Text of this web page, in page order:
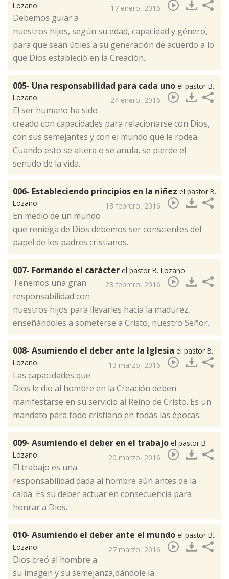
Lozano
17 enero, 2016
​Debemos guiar a
nuestros hijos, según su edad, capacidad y género,
para que sean útiles a su generación de acuerdo a lo
que Dios estableció en la Creación.
005- Una responsabilidad para cada uno el pastor B.
Lozano
24 enero, 2016
​El ser humano ha sido
creado con capacidades para relacionarse con Dios,
con sus semejantes y con el mundo que le rodea.
Cuando esto se altera o se anula, se pierde el
sentido de la vida.
006- Estableciendo principios en la niñez el pastor B.
Lozano
18 febrero, 2016
​En medio de un mundo
que reniega de Dios debemos ser conscientes del
papel de los padres cristianos.
007- Formando el carácter el pastor B. Lozano
28 febrero, 2016
​Tenemos una gran
responsabilidad con
nuestros hijos para llevarles hacia la madurez,
enseñándoles a someterse a Cristo, nuestro Señor.
008- Asumiendo el deber ante la Iglesia el pastor B.
Lozano
13 marzo, 2016
​Las capacidades que
Dios le dio al hombre en la Creación deben
manifestarse en su servicio al Reino de Cristo. Es un
mandato para todo cristiano en todas las épocas.
009- Asumiendo el deber en el trabajo el pastor B.
Lozano
20 marzo, 2016
El trabajo es una
responsabilidad dada al hombre aún antes de la
caída. Es su deber actuar en consecuencia para
honrar a Dios.​
010- Asumiendo el deber ante el mundo el pastor B.
Lozano
27 marzo, 2016
​Dios creó al hombre a
su imagen y su semejanza,dándole la